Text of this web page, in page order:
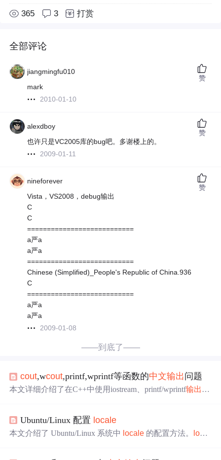
365 3 打赏
全部评论
jiangmingfu010
mark
2010-01-10
赞
alexdboy
也许只是VC2005库的bug吧。多谢楼上的。
2009-01-11
赞
nineforever
Vista，VS2008，debug输出
C
C
===========================
a严a
a严a
===========================
Chinese (Simplified)_People's Republic of China.936
C
===========================
a严a
a严a
2009-01-08
赞
——到底了——
cout,wcout,printf,wprintf等函数的中文输出问题
本文详细介绍了在C++中使用iostream、printf/wprintf输出 中
Ubuntu/Linux 配置 locale
本文介绍了 Ubuntu/Linux 系统中 locale 的配置方法。
local